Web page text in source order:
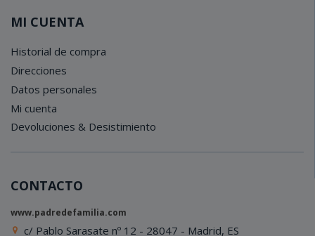
MI CUENTA
Historial de compra
Direcciones
Datos personales
Mi cuenta
Devoluciones & Desistimiento
CONTACTO
www.padredefamilia.com
c/ Pablo Sarasate nº 12 - 28047 - Madrid, ES